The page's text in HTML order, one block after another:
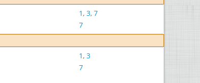
1, 3, 7
7
1, 3
7